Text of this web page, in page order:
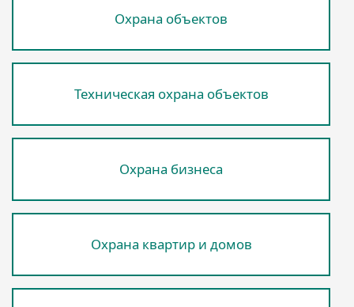
Охрана объектов
Техническая охрана объектов
Охрана бизнеса
Охрана квартир и домов